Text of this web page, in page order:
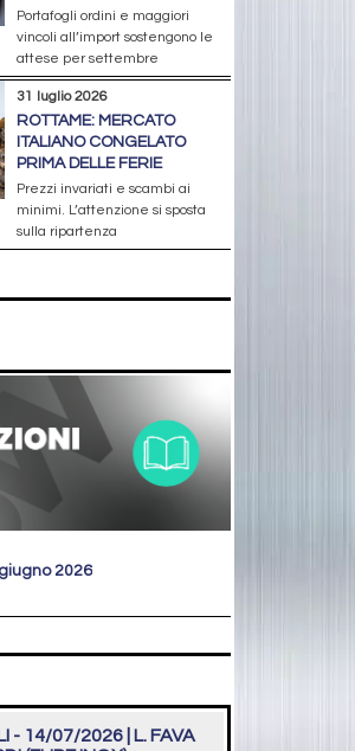
Portafogli ordini e maggiori
vincoli all’import sostengono le
attese per settembre
31 luglio 2026
ROTTAME: MERCATO
ITALIANO CONGELATO
PRIMA DELLE FERIE
Prezzi invariati e scambi ai
minimi. L’attenzione si sposta
sulla ripartenza
2026
- 14/07/2026 | L. FAVA